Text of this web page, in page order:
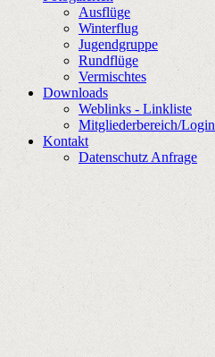
Ausflüge
Winterflug
Jugendgruppe
Rundflüge
Vermischtes
Downloads
Weblinks - Linkliste
Mitgliederbereich/Login
Kontakt
Datenschutz Anfrage